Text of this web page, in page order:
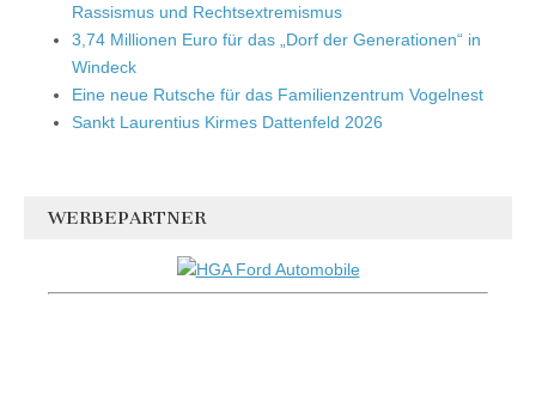
Rassismus und Rechtsextremismus
3,74 Millionen Euro für das „Dorf der Generationen“ in
Windeck
Eine neue Rutsche für das Familienzentrum Vogelnest
Sankt Laurentius Kirmes Dattenfeld 2026
WERBEPARTNER